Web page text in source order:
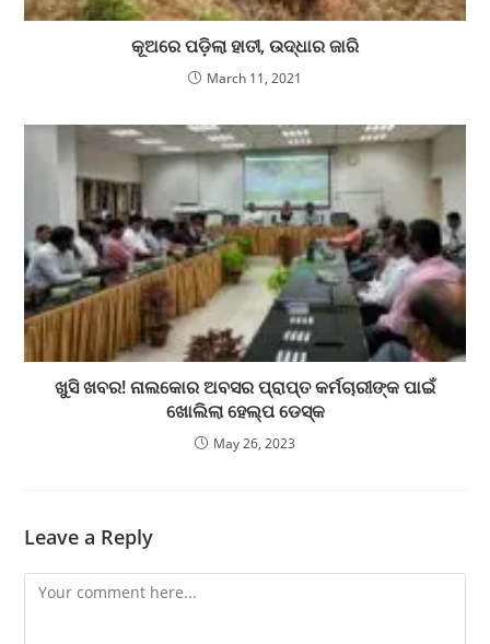
କୂଅରେ ପଡ଼ିଲା ହାତୀ, ଉଦ୍ଧାର ଜାରି
March 11, 2021
ଖୁସି ଖବର! ନାଲକୋର ଅବସର ପ୍ରାପ୍ତ କର୍ମଚାରୀଙ୍କ ପାଇଁ
ଖୋଲିଲା ହେଲ୍ପ ଡେସ୍କ
May 26, 2023
Leave a Reply